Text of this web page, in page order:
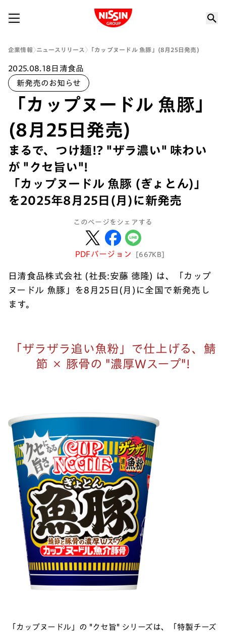
Nissin Group
企業情報 ニュースリリース 「カップヌードル 魚豚」(8月25日発売)
2025.08.18 日清食品
新発売のお知らせ
「カップヌードル 魚豚」
(8月25日発売)
まるで、つけ麺!? "ザラ濃い" 味わい
が "クセ旨い"!
「カップヌードル 魚豚 (ぎょとん)」
を2025年8月25日(月)に新発売
このページをシェアする
PDFバージョン [667KB]
日清食品株式会社 (社長:安藤 徳隆) は、「カップ
ヌードル 魚豚」を8月25日(月)に全国で新発売し
ます。
「ザラザラ追い魚粉」で仕上げる、鯖
節 × 豚骨の "濃厚Wスープ"!
「カップヌードル」の "クセ旨" シリーズは、「特製チーズ